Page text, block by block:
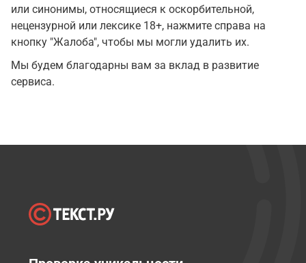
или синонимы, относящиеся к оскорбительной,
нецензурной или лексике 18+, нажмите справа на
кнопку "Жалоба", чтобы мы могли удалить их.
Мы будем благодарны вам за вклад в развитие
сервиса.